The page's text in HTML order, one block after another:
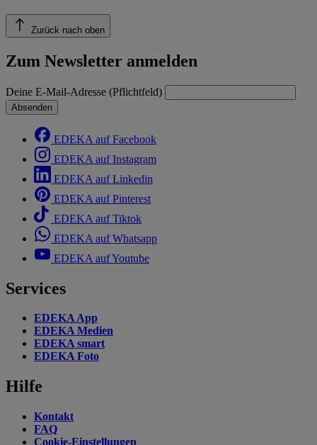
Zurück nach oben
Zum Newsletter anmelden
Deine E-Mail-Adresse (Pflichtfeld)
Absenden
EDEKA auf Facebook
EDEKA auf Instagram
EDEKA auf Linkedin
EDEKA auf Pinterest
EDEKA auf Tiktok
EDEKA auf Whatsapp
EDEKA auf Youtube
Services
EDEKA App
EDEKA Medien
EDEKA smart
EDEKA Foto
Hilfe
Kontakt
FAQ
Cookie-Einstellungen